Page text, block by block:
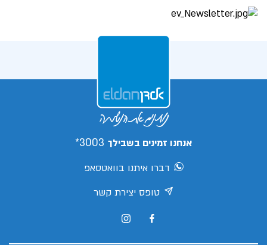
אנחנו זמינים בשבילך 3003*
דברו איתנו בוואטסאפ
טופס יצירת קשר